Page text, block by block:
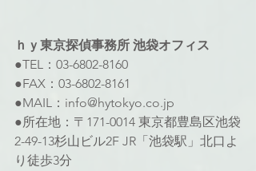
ｈｙ東京探偵事務所 池袋オフィス
●TEL：03-6802-8160
●FAX：03-6802-8161
●MAIL：info@hytokyo.co.jp
●所在地：〒171-0014 東京都豊島区池袋
2-49-13杉山ビル2F JR「池袋駅」北口よ
り徒歩3分